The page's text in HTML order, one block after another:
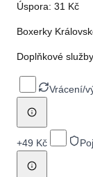
Úspora: 31 Kč
Boxerky
Doplňkové
Vrácení/
+49 Kč